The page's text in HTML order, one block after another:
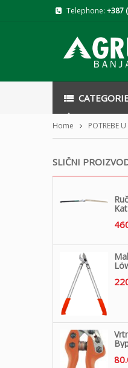
Telephone: +387
Home POTREBE
SLIČNI